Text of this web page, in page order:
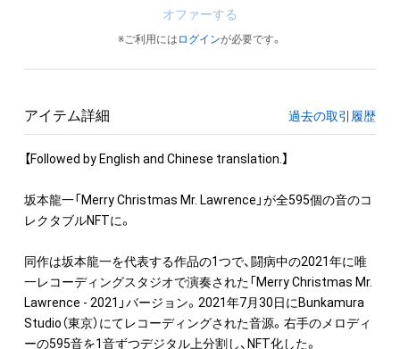
オファーする
※ご利用には ログインが必要です。
アイテム詳細 過去の取引履歴
【Followed by English and Chinese translation.】
坂本龍一「Merry Christmas Mr. Lawrence」が全595個の音のコ
レクタブルNFTに。
同作は坂本龍一を代表する作品の1つで、闘病中の2021年に唯
一レコーディングスタジオで演奏された「Merry Christmas Mr.
Lawrence - 2021」バージョン。2021年7月30日にBunkamura
Studio（東京）にてレコーディングされた音源。右手のメロディ
ーの595音を1音ずつデジタル上分割し、NFT化した。